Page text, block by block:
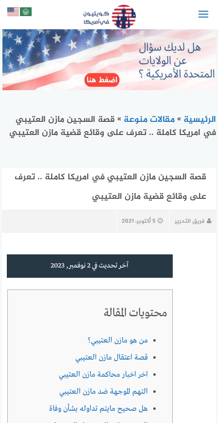
الرئيسية »مقالات منوعة » قصة السجين مازن العتيبي
في امريكا كاملة .. تعرف على وقائع قضية مازن العتيبي
قصة السجين مازن العتيبي في امريكا كاملة .. تعرف
على وقائع قضية مازن العتيبي
فريق التحرير 5 أكتوبر، 2021
آخر تحديث في 2 نوفمبر, 2023
محتويات المقالة
من هو مازن العتيبي؟
قصة اعتقال مازن العتيبي
اخر اخبار محاكمة مازن العتيبي
التهم الموجهة ضد مازن العتيبي
هل صحيح مايتم تداوله بشأن وفاة